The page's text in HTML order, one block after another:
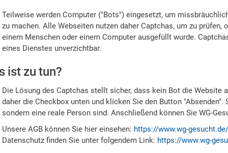
Teilweise werden Computer ("Bots") eingesetzt, um
zu machen. Alle Webseiten nutzen daher Captchas, um zu
einem Menschen oder einem Computer ausgefüllt wurde.
eines Dienstes unverzichtbar.
ist zu tun?
Die Lösung des Captchas stellt sicher, dass kein Bot die
daher die Checkbox unten und klicken Sie den Button
sondern eine reale Person sind. Anschließend können Sie WG-
Unsere AGB können Sie hier einsehen: https://www.wg-
Datenschutz finden Sie unter folgendem Link: https://www.wg-